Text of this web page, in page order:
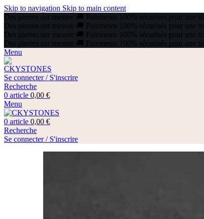
Skip to navigation Skip to main content
Des pierres sur mesure 🚚 Paiements 100% sécurisés pour une
Des pierres sur mesure 🚚 Paiements 100% sécurisés pour une
Des pierres sur mesure 🚚 Paiements 100% sécurisés pour une
Des pierres sur mesure 🚚 Paiements 100% sécurisés pour une
Menu
Se connecter / S'inscrire
Recherche
0 article 0,00 €
Menu
0 article 0,00 €
Recherche
Se connecter / S'inscrire